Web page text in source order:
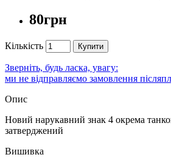
80грн
Кількість Купити
Зверніть, будь ласка, увагу:
ми не відправляємо замовлення
Опис
Новий нарукавний знак 4 окрема
затверджений
Вишивка